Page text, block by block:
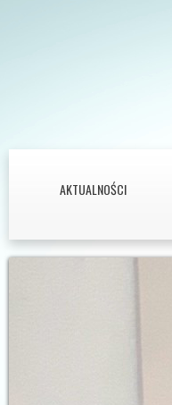
AKTUALNOŚCI